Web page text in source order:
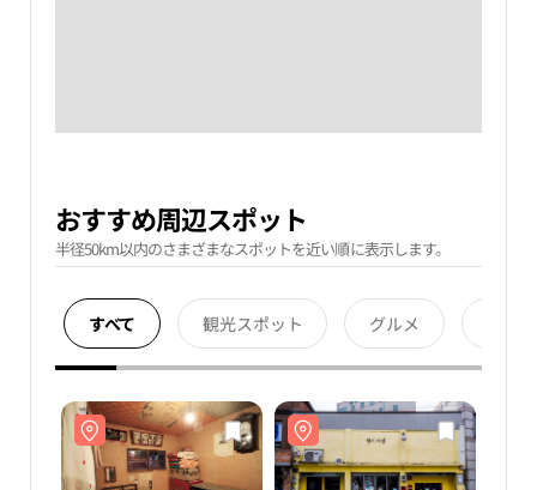
おすすめ周辺スポット
半径50km以内のさまざまなスポットを近い順に表示します。
すべて 観光スポット グルメ